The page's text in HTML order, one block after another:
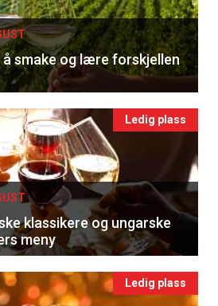
smake og lære forskjellen
Ledig plass
klassikere og ungarske
meny
Ledig plass